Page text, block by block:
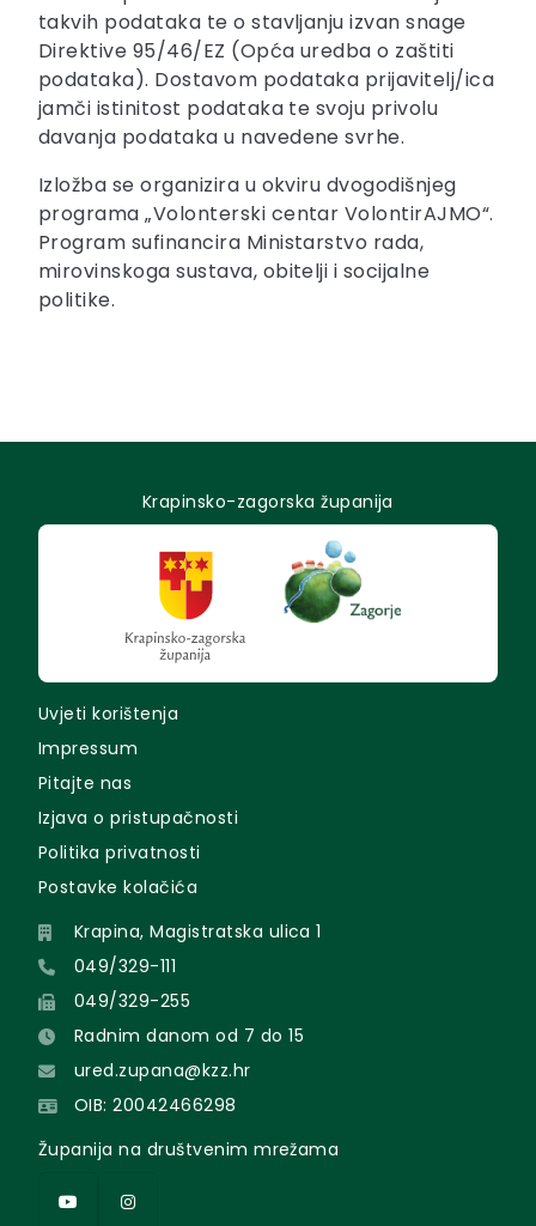
takvih podataka te o stavljanju izvan snage
Direktive 95/46/EZ (Opća uredba o zaštiti
podataka). Dostavom podataka prijavitelj/ica
jamči istinitost podataka te svoju privolu
davanja podataka u navedene svrhe.
Izložba se organizira u okviru dvogodišnjeg
programa „Volonterski centar VolontirAJMO“.
Program sufinancira Ministarstvo rada,
mirovinskoga sustava, obitelji i socijalne
politike.
Krapinsko-zagorska županija
Uvjeti korištenja
Impressum
Pitajte nas
Izjava o pristupačnosti
Politika privatnosti
Postavke kolačića
Krapina, Magistratska ulica 1
049/329-111
049/329-255
Radnim danom od 7 do 15
ured.zupana@kzz.hr
OIB: 20042466298
Županija na društvenim mrežama